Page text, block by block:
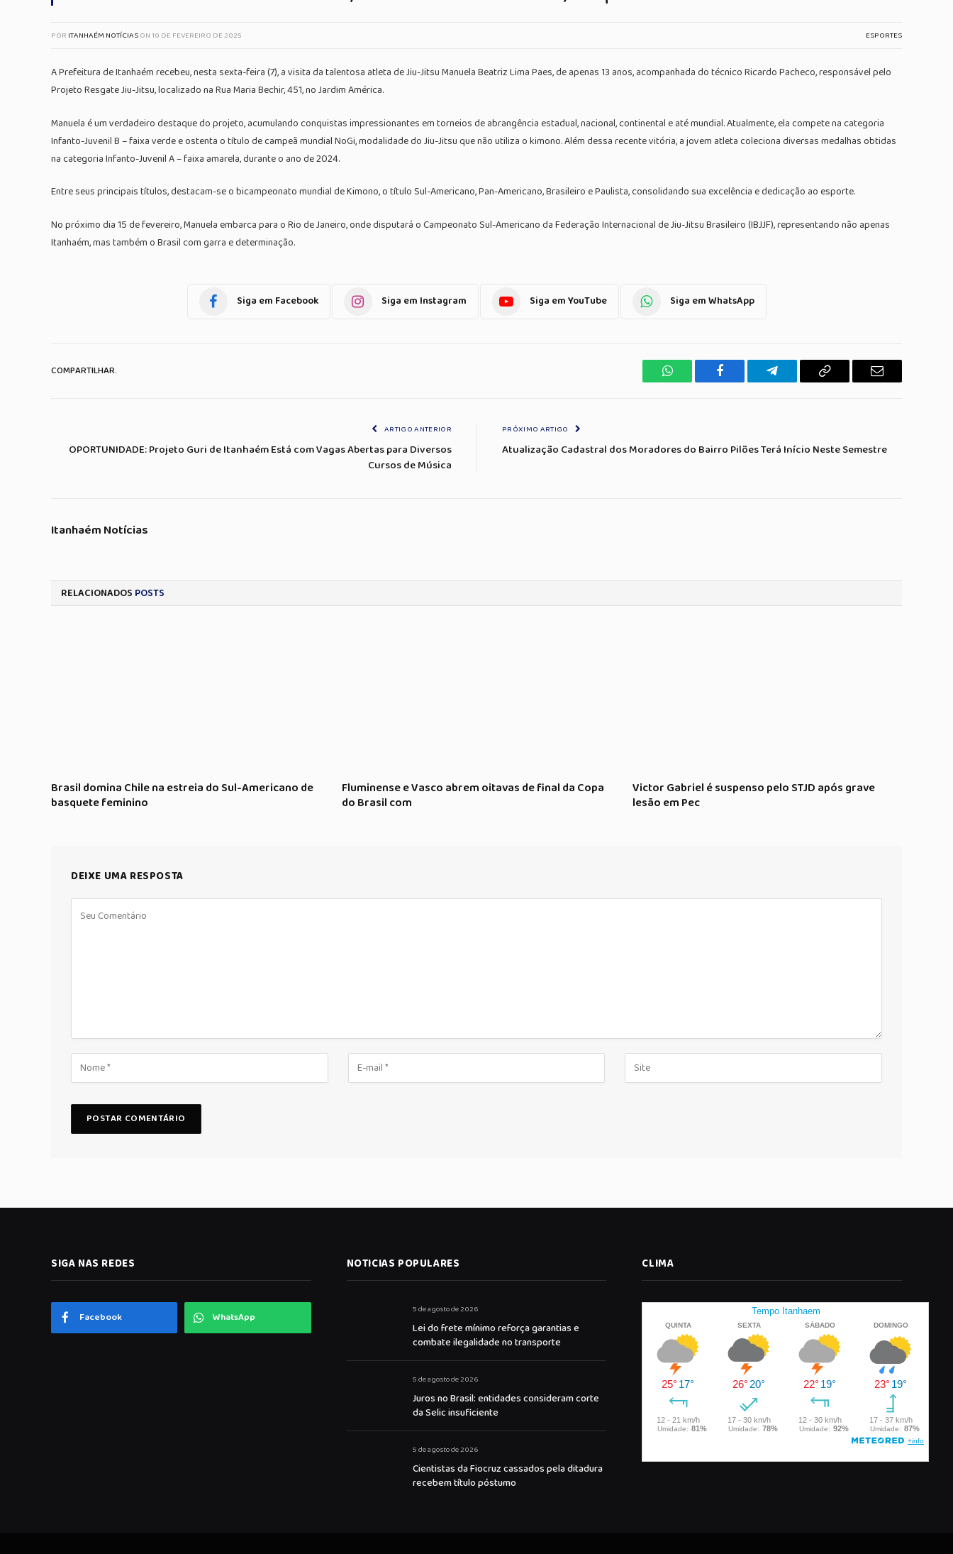
POR ITANHAÉM NOTÍCIASON10 DE FEVEREIRO DE 2025 ESPORTES
A Prefeitura de Itanhaém recebeu, nesta sexta-feira (7), a visita da talentosa atleta de Jiu-Jitsu Manuela Beatriz Lima Paes, de apenas 13 anos, acompanhada do técnico Ricardo Pacheco, responsável pelo
Projeto Resgate Jiu-Jitsu, localizado na Rua Maria Bechir, 451, no Jardim América.
Manuela é um verdadeiro destaque do projeto, acumulando conquistas impressionantes em torneios de abrangência estadual, nacional, continental e até mundial. Atualmente, ela compete na categoria
Infanto-Juvenil B – faixa verde e ostenta o título de campeã mundial NoGi, modalidade do Jiu-Jitsu que não utiliza o kimono. Além dessa recente vitória, a jovem atleta coleciona diversas medalhas obtidas
na categoria Infanto-Juvenil A – faixa amarela, durante o ano de 2024.
Entre seus principais títulos, destacam-se o bicampeonato mundial de Kimono, o título Sul-Americano, Pan-Americano, Brasileiro e Paulista, consolidando sua excelência e dedicação ao esporte.
No próximo dia 15 de fevereiro, Manuela embarca para o Rio de Janeiro, onde disputará o Campeonato Sul-Americano da Federação Internacional de Jiu-Jitsu Brasileiro (IBJJF), representando não apenas
Itanhaém, mas também o Brasil com garra e determinação.
Siga em Facebook Siga em Instagram Siga em YouTube Siga em WhatsApp
COMPARTILHAR.
WhatsAppFacebook TelegramaCopiar
E-
ARTIGO ANTERIOR
OPORTUNIDADE: Projeto Guri de Itanhaém Está com Vagas Abertas para Diversos
Cursos de Música
PRÓXIMO ARTIGO
Atualização Cadastral dos Moradores do Bairro Pilões Terá Início Neste Semestre
Itanhaém Notícias
RELACIONADOS POSTS
Brasil domina Chile na estreia do Sul-Americano de
basquete feminino
Fluminense e Vasco abrem oitavas de final da Copa
do Brasil com
Victor Gabriel é suspenso pelo STJD após grave
lesão em Pec
DEIXE UMA RESPOSTA
SIGA NAS REDES
Facebook WhatsApp
NOTICIAS POPULARES
5 de agosto de 2026
Lei do frete mínimo reforça garantias e
combate ilegalidade no transporte
5 de agosto de 2026
Juros no Brasil: entidades consideram corte
da Selic insuficiente
5 de agosto de 2026
Cientistas da Fiocruz cassados pela ditadura
recebem título póstumo
CLIMA